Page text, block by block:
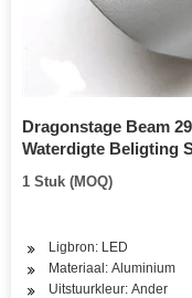
Dragonstage Beam
Waterdigte Beligting
1 Stuk (MOQ)
Ligbron: LED
Materiaal: Aluminium
Uitstuurkleur: Ander